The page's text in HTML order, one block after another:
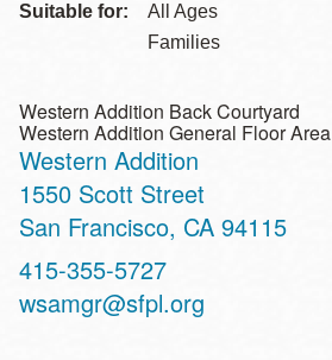
Suitable for:
All Ages
Families
Western Addition Back Courtyard
Western Addition General Floor Area
Western Addition
Address
1550 Scott Street
San Francisco, CA 94115
Contact
Telephone
415-355-5727
wsamgr@sfpl.org